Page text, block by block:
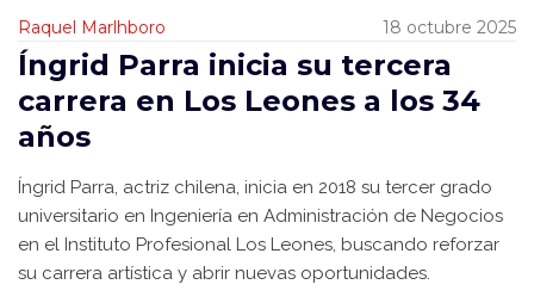
Raquel Marlhboro 18 octubre 2025
Íngrid Parra inicia su tercera
carrera en Los Leones a los 34
años
Íngrid Parra, actriz chilena, inicia en 2018 su tercer grado
universitario en Ingeniería en Administración de Negocios
en el Instituto Profesional Los Leones, buscando reforzar
su carrera artística y abrir nuevas oportunidades.